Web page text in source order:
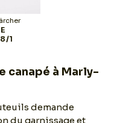
1
canapé à Marly-
demande
du garnissage et